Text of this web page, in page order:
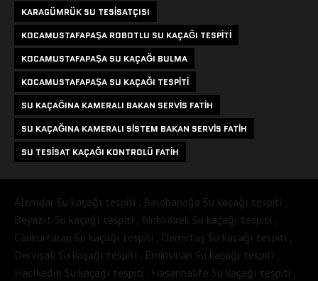
KARAGÜMRÜK SU TESISATÇISI
KOCAMUSTAFAPAŞA ROBOTLU SU KAÇAĞI TESPITI
KOCAMUSTAFAPAŞA SU KAÇAĞI BULMA
KOCAMUSTAFAPAŞA SU KAÇAĞI TESPITI
SU KAÇAĞINA KAMERALI BAKAN SERVIS FATIH
SU KAÇAĞINA KAMERALI SISTEM BAKAN SERVIS FATIH
SU TESISAT KAÇAĞI KONTROLÜ FATIH
Alemdar Su kaçağı tespiti , Balabanağa Su kaçağı tespiti ,
Beyazıt Su kaçağı tespiti , Binbirdirek Su kaçağı tespiti ,
Cankurtaran Su kaçağı tespiti , Demirtaş Su kaçağı tespiti ,
Dervişali Su kaçağı tespiti , Eminsinan Su kaçağı tespiti ,
Hacıkadın Su kaçağı tespiti , Hasanhalife Su kaçağı tespiti ,